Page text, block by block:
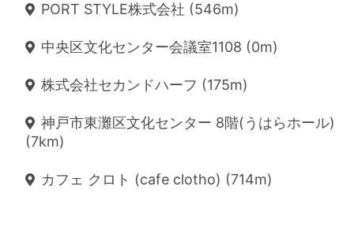
PORT STYLE株式会社 (546m)
中央区文化センター会議室1108 (0m)
株式会社セカンドハーフ (175m)
神戸市東灘区文化センター 8階(うはらホール)
(7km)
カフェ クロト (cafe clotho) (714m)